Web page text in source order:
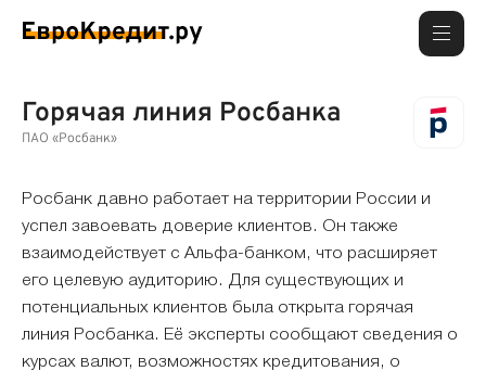
Горячая линия Росбанка
ПАО «Росбанк»
Росбанк давно работает на территории России и
успел завоевать доверие клиентов. Он также
взаимодействует с Альфа-банком, что расширяет
его целевую аудиторию. Для существующих и
потенциальных клиентов была открыта горячая
линия Росбанка. Её эксперты сообщают сведения о
курсах валют, возможностях кредитования, о